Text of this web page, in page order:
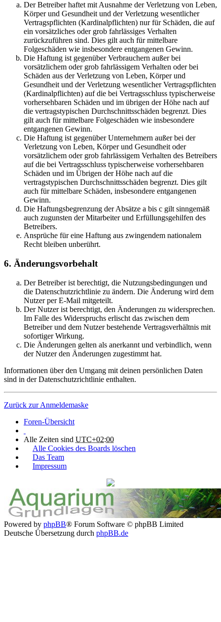
Der Betreiber haftet mit Ausnahme der Verletzung von Leben,
Körper und Gesundheit und der Verletzung wesentlicher
Vertragspflichten (Kardinalpflichten) nur für Schäden, die auf
ein vorsätzliches oder grob fahrlässiges Verhalten
zurückzuführen sind. Dies gilt auch für mittelbare
Folgeschäden wie insbesondere entgangenen Gewinn.
Die Haftung ist gegenüber Verbrauchern außer bei
vorsätzlichem oder grob fahrlässigem Verhalten oder bei
Schäden aus der Verletzung von Leben, Körper und
Gesundheit und der Verletzung wesentlicher Vertragspflichten
(Kardinalpflichten) auf die bei Vertragsschluss typischerweise
vorhersehbaren Schäden und im übrigen der Höhe nach auf
die vertragstypischen Durchschnittsschäden begrenzt. Dies
gilt auch für mittelbare Folgeschäden wie insbesondere
entgangenen Gewinn.
Die Haftung ist gegenüber Unternehmern außer bei der
Verletzung von Leben, Körper und Gesundheit oder
vorsätzlichem oder grob fahrlässigem Verhalten des Betreibers
auf die bei Vertragsschluss typischerweise vorhersehbaren
Schäden und im Übrigen der Höhe nach auf die
vertragstypischen Durchschnittsschäden begrenzt. Dies gilt
auch für mittelbare Schäden, insbesondere entgangenen
Gewinn.
Die Haftungsbegrenzung der Absätze a bis c gilt sinngemäß
auch zugunsten der Mitarbeiter und Erfüllungsgehilfen des
Betreibers.
Ansprüche für eine Haftung aus zwingendem nationalem
Recht bleiben unberührt.
6. Änderungsvorbehalt
Der Betreiber ist berechtigt, die Nutzungsbedingungen und
die Datenschutzrichtlinie zu ändern. Die Änderung wird dem
Nutzer per E-Mail mitgeteilt.
Der Nutzer ist berechtigt, den Änderungen zu widersprechen.
Im Falle des Widerspruchs erlischt das zwischen dem
Betreiber und dem Nutzer bestehende Vertragsverhältnis mit
sofortiger Wirkung.
Die Änderungen gelten als anerkannt und verbindlich, wenn
der Nutzer den Änderungen zugestimmt hat.
Informationen über den Umgang mit deinen persönlichen Daten
sind in der Datenschutzrichtlinie enthalten.
Zurück zur Anmeldemaske
Foren-Übersicht
Alle Zeiten sind UTC+02:00
Alle Cookies des Boards löschen
Das Team
Impressum
Powered by phpBB® Forum Software © phpBB Limited
Deutsche Übersetzung durch phpBB.de